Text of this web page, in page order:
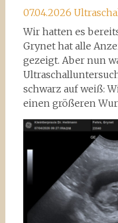
07.04.2026
Wir hatten es
Grynet hat alle
gezeigt. Aber nun
schwarz auf weiß:
einen größeren